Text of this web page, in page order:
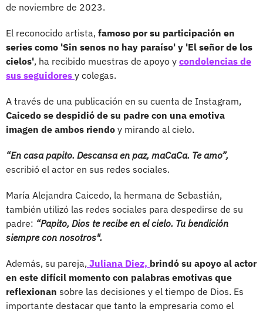
de noviembre de 2023.
El reconocido artista, famoso por su participación en
series como 'Sin senos no hay paraíso' y 'El señor de los
cielos', ha recibido muestras de apoyo y condolencias de
sus seguidores y colegas.
A través de una publicación en su cuenta de Instagram,
Caicedo se despidió de su padre con una emotiva
imagen de ambos riendo y mirando al cielo.
“En casa papito. Descansa en paz, maCaCa. Te amo”,
escribió el actor en sus redes sociales.
María Alejandra Caicedo, la hermana de Sebastián,
también utilizó las redes sociales para despedirse de su
padre: “Papito, Dios te recibe en el cielo. Tu bendición
siempre con nosotros".
Además, su pareja, Juliana Diez, brindó su apoyo al actor
en este difícil momento con palabras emotivas que
reflexionan sobre las decisiones y el tiempo de Dios. Es
importante destacar que tanto la empresaria como el